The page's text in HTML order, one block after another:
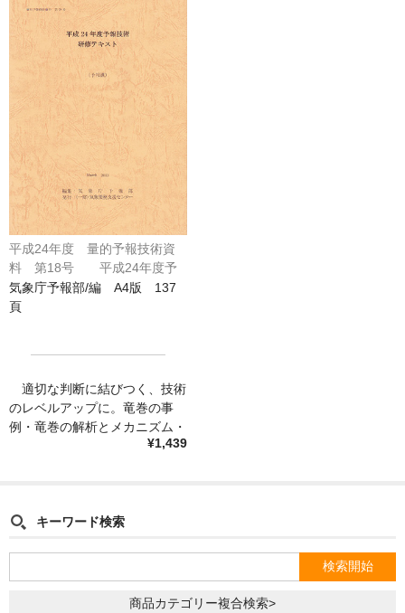
平成24年度 量的予報技術資
料 第18号 平成24年度予
報技術 研修テキスト
気象庁予報部/編 A4版 137
頁
適切な判断に結びつく、技術
のレベルアップに。竜巻の事
例・竜巻の解析とメカニズム・
竜巻発生確度ナウキャストのア
¥1,439
キーワード検索
商品カテゴリー複合検索>